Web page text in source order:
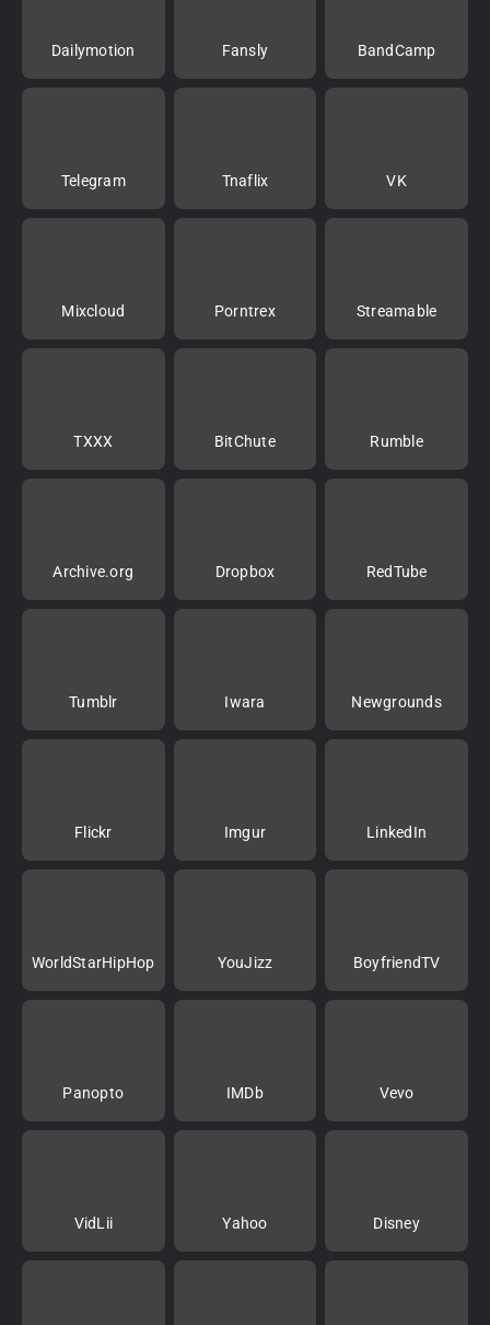
Dailymotion Fansly BandCamp
Telegram Tnaflix VK
Mixcloud Porntrex Streamable
TXXX BitChute Rumble
Archive.org Dropbox RedTube
Tumblr Iwara Newgrounds
Flickr Imgur LinkedIn
WorldStarHipHop YouJizz BoyfriendTV
Panopto IMDb Vevo
VidLii Yahoo Disney